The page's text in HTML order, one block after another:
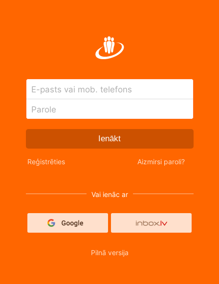
E-pasts vai mob. telefons
Parole
Ienākt
Reģistrēties Aizmirsi paroli?
Vai ienāc ar
Pilnā versija